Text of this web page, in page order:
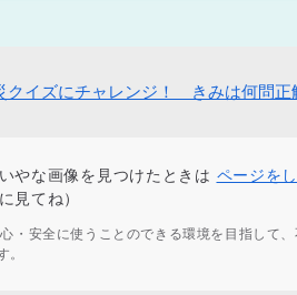
クイズにチャレンジ！ きみは何問正
やな画像を見つけたときは ページを
見てね）
・安全に使うことのできる環境を目指して
。